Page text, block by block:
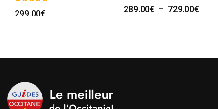
299.00€ 289.00€ – 729.00€